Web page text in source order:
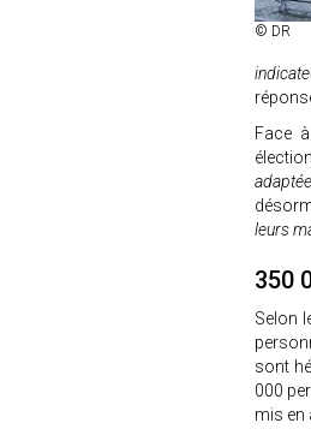
© DR
Face
leurs
350
Selon
sont
000
mis en